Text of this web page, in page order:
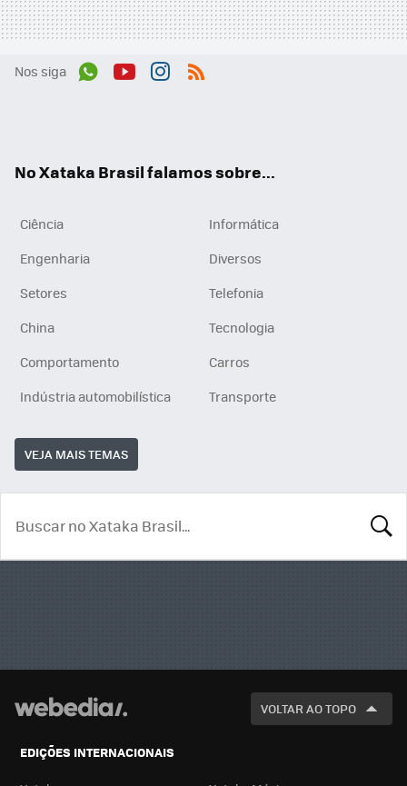
Nos siga
No Xataka Brasil falamos sobre...
Ciência
Informática
Engenharia
Diversos
Setores
Telefonia
China
Tecnologia
Comportamento
Carros
Indústria automobilística
Transporte
VEJA MAIS TEMAS
VOLTAR AO TOPO
EDIÇÕES INTERNACIONAIS